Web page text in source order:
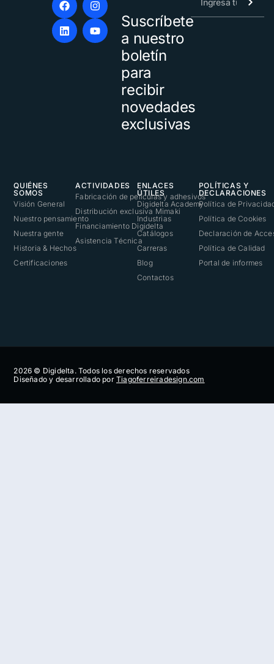
Suscríbete
a nuestro
boletín
para
recibir
novedades
exclusivas
Alternative:
QUIÉNES
SOMOS
Visión General
Nuestro pensamiento
Nuestra gente
Historia & Hechos
Certificaciones
ACTIVIDADES
Fabricación de películas y adhesivos
Distribución exclusiva Mimaki
Financiamiento Digidelta
Asistencia Técnica
ENLACES
ÚTILES
Digidelta Academy
Industrias
Catálogos
Carreras
Blog
Contactos
POLÍTICAS Y
DECLARACIONES
Política de
Política de Cookies
Declaración de
Política de Calidad
Portal de informes
2026 © Digidelta. Todos los derechos reservados
Diseñado y desarrollado porTiagoferreiradesign.com